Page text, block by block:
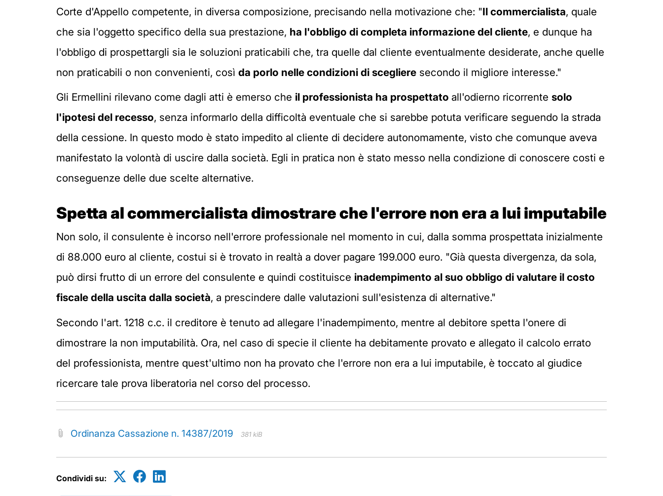
Corte d'Appello competente, in diversa composizione, precisando nella motivazione che: "Il commercialista, quale
che sia l'oggetto specifico della sua prestazione, ha l'obbligo di completa informazione del cliente, e dunque ha
l'obbligo di prospettargli sia le soluzioni praticabili che, tra quelle dal cliente eventualmente desiderate, anche quelle
non praticabili o non convenienti, così da porlo nelle condizioni di scegliere secondo il migliore interesse."
Gli Ermellini rilevano come dagli atti è emerso che il professionista ha prospettato all'odierno ricorrente solo
l'ipotesi del recesso, senza informarlo della difficoltà eventuale che si sarebbe potuta verificare seguendo la strada
della cessione. In questo modo è stato impedito al cliente di decidere autonomamente, visto che comunque aveva
manifestato la volontà di uscire dalla società. Egli in pratica non è stato messo nella condizione di conoscere costi e
conseguenze delle due scelte alternative.
Spetta al commercialista dimostrare che l'errore non era a lui imputabile
Non solo, il consulente è incorso nell'errore professionale nel momento in cui, dalla somma prospettata inizialmente
di 88.000 euro al cliente, costui si è trovato in realtà a dover pagare 199.000 euro. "Già questa divergenza, da sola,
può dirsi frutto di un errore del consulente e quindi costituisce inadempimento al suo obbligo di valutare il costo
fiscale della uscita dalla società, a prescindere dalle valutazioni sull'esistenza di alternative."
Secondo l'art. 1218 c.c. il creditore è tenuto ad allegare l'inadempimento, mentre al debitore spetta l'onere di
dimostrare la non imputabilità. Ora, nel caso di specie il cliente ha debitamente provato e allegato il calcolo errato
del professionista, mentre quest'ultimo non ha provato che l'errore non era a lui imputabile, è toccato al giudice
ricercare tale prova liberatoria nel corso del processo.
Ordinanza Cassazione n. 14387/2019 381 kiB
Condividi su: